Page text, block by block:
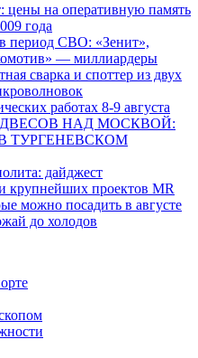
цены на оперативную память
года
период СВО: «Зенит»,
— миллиардеры
сварка и споттер из двух
работах 8-9 августа
НАД МОСКВОЙ:
ТУРГЕНЕВСКОМ
дайджест
крупнейших проектов MR
можно посадить в августе
до холодов